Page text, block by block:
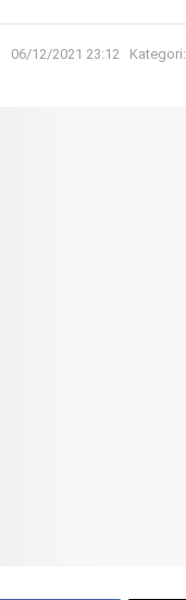
06/12/2021 23:12 Kategori: